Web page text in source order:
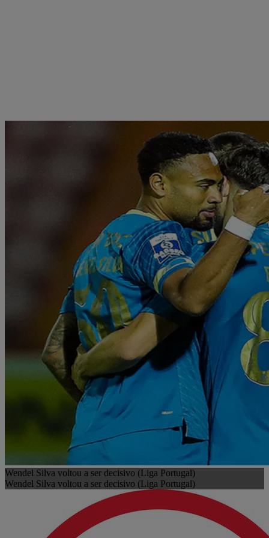
Wendel Silva voltou a ser decisivo (Liga Portugal)
Wendel Silva voltou a ser decisivo (Liga Portugal)